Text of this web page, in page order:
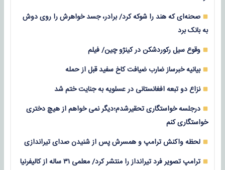
صحنه‌ای که هند را شوکه کرد/ برادر، جسد خواهرش را روی دوش
به بانک برد
وقوع سیل رکوردشکن در کینژو چین/ فیلم
بیانیه خبرساز ضارب ضیافت کاخ سفید قبل از حمله
نزاع دو تبعه افغانستانی در عسلویه به جنایت ختم شد
درجلسه خواستگاری تحقیرشدم؛دیگر نمی خواهم از هیچ دختری
خواستگاری کنم
لحظه واکنش ترامپ و همسرش پس از شنیدن صدای تیراندازی
ترامپ تصویر فرد تیرانداز را منتشر کرد/ معلمی ۳۱ ساله از کالیفرنیا